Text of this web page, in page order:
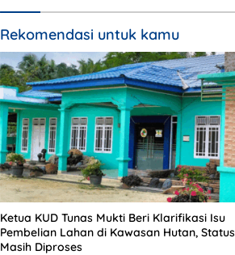
Rekomendasi untuk kamu
Ketua KUD Tunas Mukti Beri Klarifikasi Isu
Pembelian Lahan di Kawasan Hutan, Status
Masih Diproses